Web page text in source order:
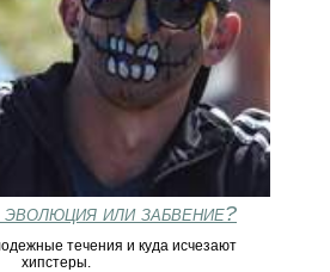
эволюция или забвение?
течения и куда исчезают
хипстеры.